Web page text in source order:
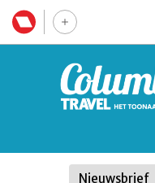
Nieuwsbrief